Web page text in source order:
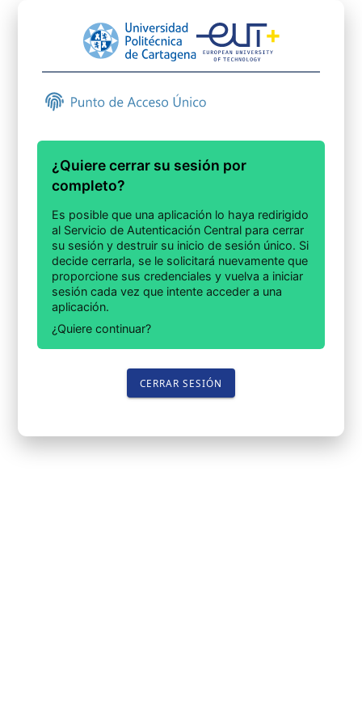
¿Quiere cerrar su sesión por
completo?
Es posible que una aplicación lo haya redirigido
al Servicio de Autenticación Central para cerrar
su sesión y destruir su inicio de sesión único. Si
decide cerrarla, se le solicitará nuevamente que
proporcione sus credenciales y vuelva a iniciar
sesión cada vez que intente acceder a una
aplicación.
¿Quiere continuar?
CERRAR SESIÓN